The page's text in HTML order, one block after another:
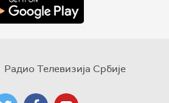
Радио Телевизија Србије